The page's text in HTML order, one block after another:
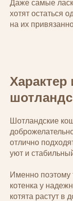
Даже самые
хотят остаться
на их
Характер
Шотландские
отлично
уют и
Именно поэтому
котенка у
котята растут в